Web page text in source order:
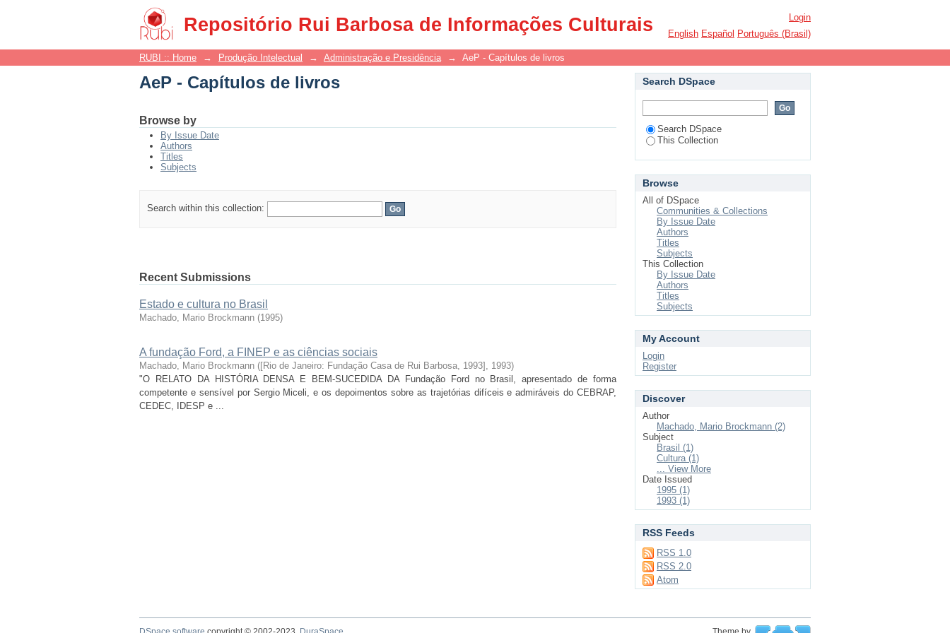
Repositório Rui Barbosa de Informações Culturais
AeP - Capítulos de livros
Login
English Español Português (Brasil)
RUBI :: Home → Produção Intelectual → Administração e Presidência → AeP - Capítulos de livros
AeP - Capítulos de livros
Browse by
By Issue Date
Authors
Titles
Subjects
Search within this collection:
Recent Submissions
Estado e cultura no Brasil
Machado, Mario Brockmann (1995)
A fundação Ford, a FINEP e as ciências sociais
Machado, Mario Brockmann ([Rio de Janeiro: Fundação Casa de Rui Barbosa, 1993] , 1993)
"O RELATO DA HISTÓRIA DENSA E BEM-SUCEDIDA DA Fundação Ford no Brasil, apresentado de forma
competente e sensível por Sergio Miceli, e os depoimentos sobre as trajetórias difíceis e admiráveis do CEBRAP,
CEDEC, IDESP e ...
Search DSpace
Search DSpace
This Collection
Browse
All of DSpace
Communities & Collections
By Issue Date
Authors
Titles
Subjects
This Collection
By Issue Date
Authors
Titles
Subjects
My Account
Login
Register
Discover
Author
Machado, Mario Brockmann (2)
Subject
Brasil (1)
Cultura (1)
... View More
Date Issued
1995 (1)
1993 (1)
RSS Feeds
RSS 1.0
RSS 2.0
Atom